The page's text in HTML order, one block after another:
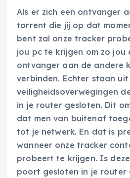
Als er zich een ontvanger
torrent die jij op dat
bent zal onze tracker
jou pc te krijgen om zo jou
ontvanger aan de andere
verbinden. Echter staan uit
veiligheidsoverwegingen
in je router gesloten. Dit
dat men van buitenaf
tot je netwerk. En dat is
wanneer onze tracker
probeert te krijgen. Is
poort gesloten in je router